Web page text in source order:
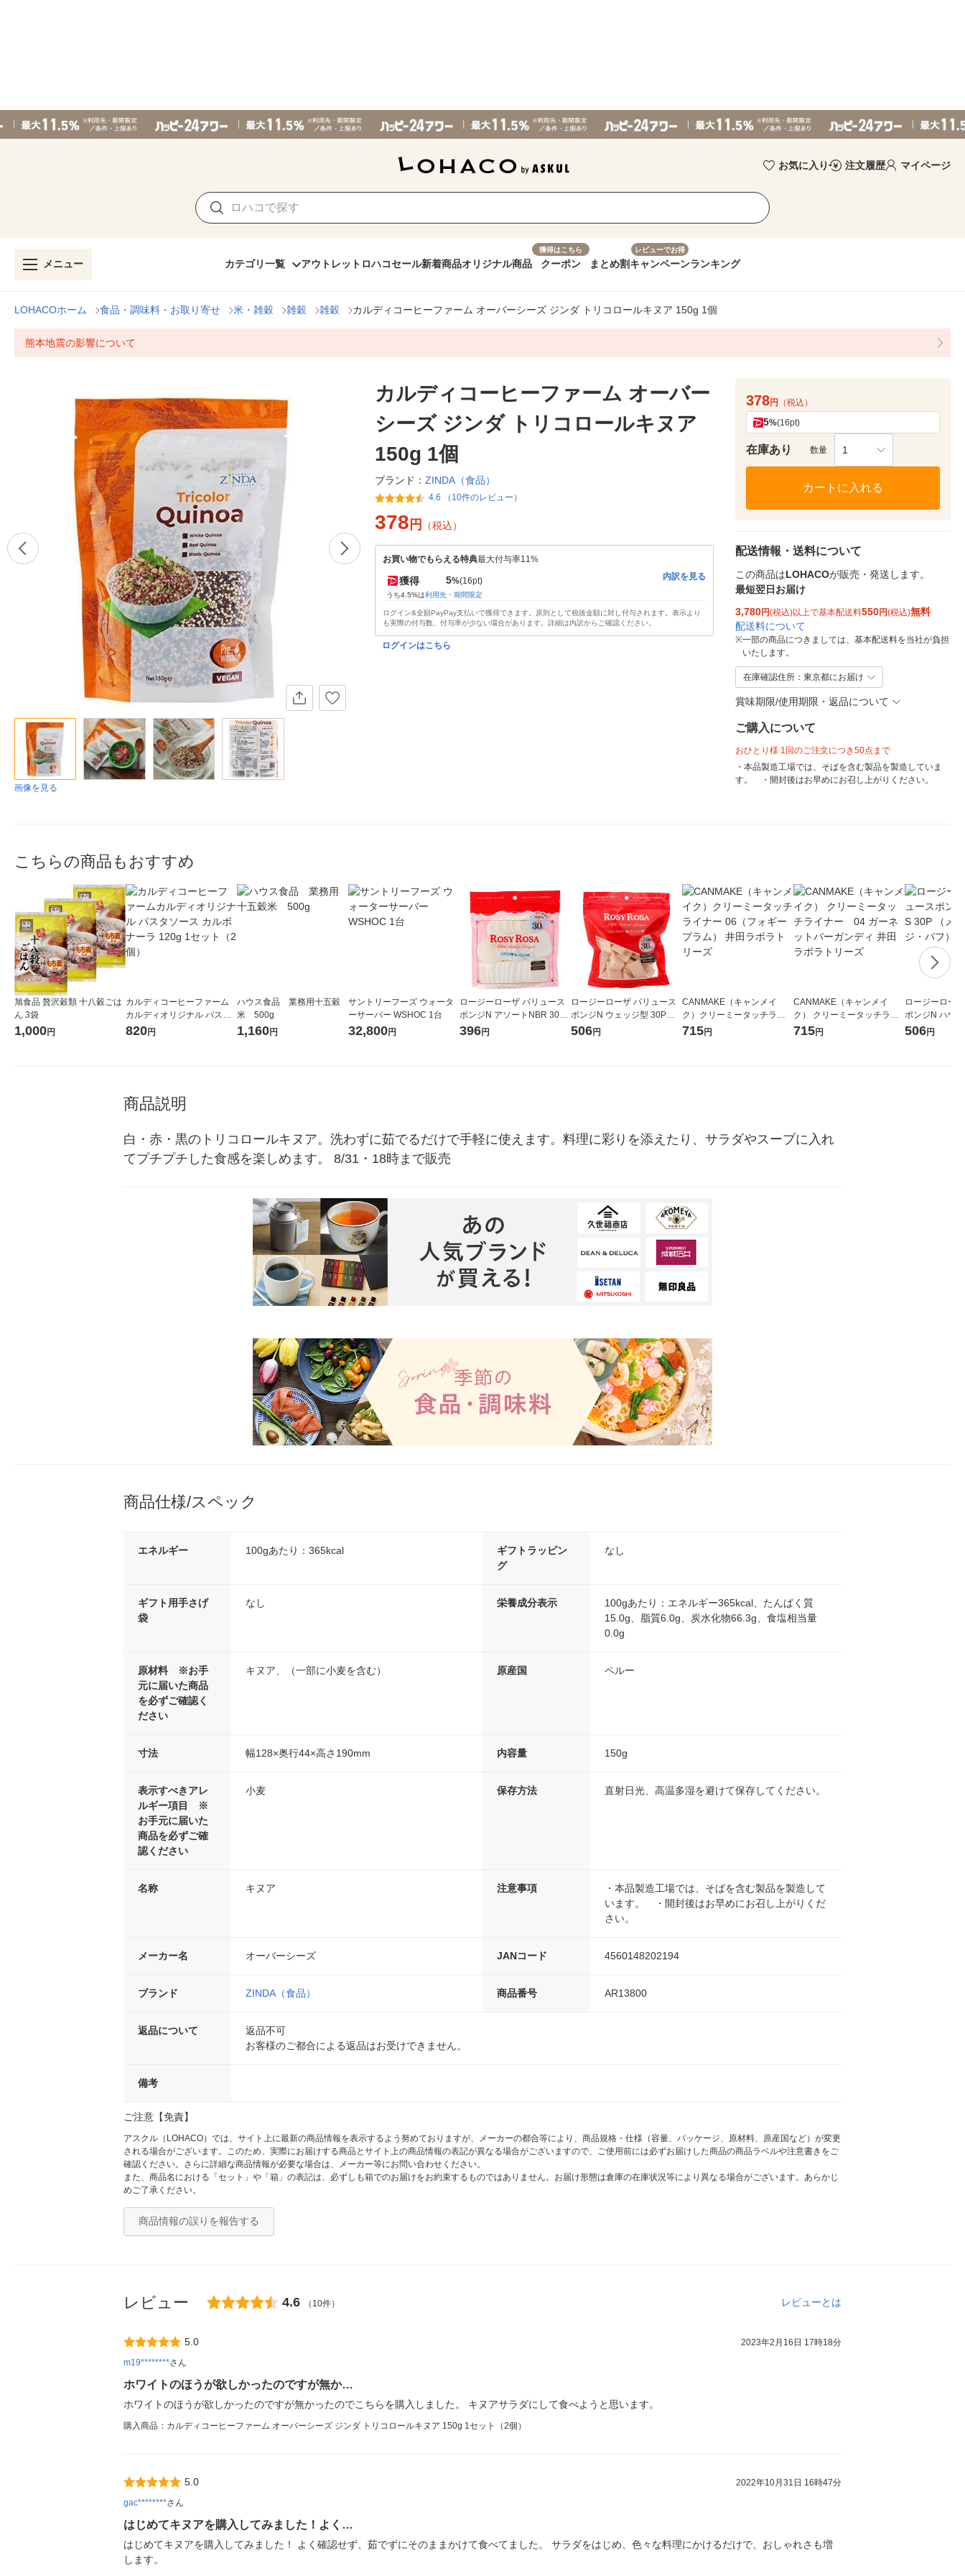
お気に入り 注文履歴 マイページ
メニュー カテゴリ一覧 アウトレット ロハコセール新着商品オリジナル商品
獲得はこちら
クーポン まとめ割
レビューでお得
キャンペーンランキング
LOHACOホーム 食品・調味料・お取り寄せ 米・雑穀 雑穀 雑穀 カルディコーヒーファーム オーバーシーズ ジンダ トリコロールキヌア 150g 1個
熊本地震の影響について
画像を見る
カルディコーヒーファーム オーバー
シーズ ジンダ トリコロールキヌア
150g 1個
ブランド： ZINDA（食品）
4.6 （10件のレビュー）
378 円 （税込）
お買い物でもらえる特典最大付与率11%
獲得 5%(16pt)
うち4.5%は利用先・期間限定
内訳を見る
ログイン&全額PayPay支払いで獲得できます。原則として税抜金額に対し付与されます。表示より
も実際の付与数、付与率が少ない場合があります。詳細は内訳からご確認ください。
ログインはこちら
378円 （税込）
5%(16pt)
在庫あり 数量 1
カートに入れる
配送情報・送料について
この商品はLOHACOが販売・発送します。
最短翌日お届け
3,780円(税込)以上で基本配送料550円(税込)無料
配送料について
※一部の商品につきましては、基本配送料を当社が負担
いたします。
在庫確認住所：東京都にお届け
賞味期限/使用期限・返品について
ご購入について
おひとり様 1回のご注文につき50点まで
・本品製造工場では、そばを含む製品を製造していま
す。 ・開封後はお早めにお召し上がりください。
こちらの商品もおすすめ
旭食品 贅沢穀類 十八穀ごは
ん 3袋
1,000円
カルディコーヒーファーム
カルディオリジナル パスタ
ソース カルボナーラ 120g 1
820円
ハウス食品 業務用十五穀
米 500g
1,160円
サントリーフーズ ウォータ
ーサーバー WSHOC 1台
32,800円
ロージーローザ バリュース
ポンジN アソートNBR 30P
（メイクスポンジ・パフ）
396円
ロージーローザ バリュース
ポンジN ウェッジ型 30P
（メイクスポンジ・パフ）
506円
CANMAKE（キャンメイ
ク）クリーミータッチライ
ナー 06（フォギープラム）
715円
CANMAKE（キャンメイ
ク） クリーミータッチライ
ナー 04 ガーネットバーガ
715円
ロージーロー
ポンジN ハウ
（メイクスポ
506円
商品説明
白・赤・黒のトリコロールキヌア。洗わずに茹でるだけで手軽に使えます。料理に彩りを添えたり、サラダやスープに入れ
てプチプチした食感を楽しめます。 8/31・18時まで販売
商品仕様/スペック
エネルギー 100gあたり：365kcal
ギフトラッピン
グ
なし
ギフト用手さげ
袋
なし 栄養成分表示
100gあたり：エネルギー365kcal、たんぱく質
15.0g、脂質6.0g、炭水化物66.3g、食塩相当量
0.0g
原材料 ※お手
元に届いた商品
を必ずご確認く
ださい
キヌア、（一部に小麦を含む） 原産国 ペルー
寸法 幅128×奥行44×高さ190mm 内容量 150g
表示すべきアレ
ルギー項目 ※
お手元に届いた
商品を必ずご確
認ください
小麦 保存方法 直射日光、高温多湿を避けて保存してください。
名称 キヌア 注意事項
・本品製造工場では、そばを含む製品を製造して
います。 ・開封後はお早めにお召し上がりくだ
さい。
メーカー名 オーバーシーズ JANコード 4560148202194
ブランド ZINDA（食品） 商品番号 AR13800
返品について
返品不可
お客様のご都合による返品はお受けできません。
備考
ご注意【免責】
アスクル（LOHACO）では、サイト上に最新の商品情報を表示するよう努めておりますが、メーカーの都合等により、商品規格・仕様（容量、パッケージ、原材料、原産国など）が変更
される場合がございます。このため、実際にお届けする商品とサイト上の商品情報の表記が異なる場合がございますので、ご使用前には必ずお届けした商品の商品ラベルや注意書きをご
確認ください。さらに詳細な商品情報が必要な場合は、メーカー等にお問い合わせください。
また、商品名における「セット」や「箱」の表記は、必ずしも箱でのお届けをお約束するものではありません。お届け形態は倉庫の在庫状況等により異なる場合がございます。あらかじ
めご了承ください。
商品情報の誤りを報告する
レビュー 4.6 （10件） レビューとは
5.0
2023年2月16日 17時18分
m19********さん
ホワイトのほうが欲しかったのですが無か…
ホワイトのほうが欲しかったのですが無かったのでこちらを購入しました。 キヌアサラダにして食べようと思います。
購入商品：カルディコーヒーファーム オーバーシーズ ジンダ トリコロールキヌア 150g 1セット（2個）
5.0
2022年10月31日 16時47分
gac********さん
はじめてキヌアを購入してみました！よく…
はじめてキヌアを購入してみました！ よく確認せず、茹でずにそのままかけて食べてました。 サラダをはじめ、色々な料理にかけるだけで、おしゃれさも増
します。